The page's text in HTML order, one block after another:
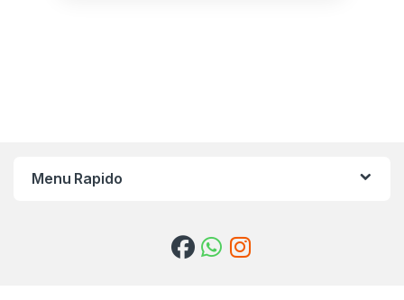
Menu Rapido